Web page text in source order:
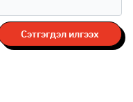
Сэтгэгдэл илгээх